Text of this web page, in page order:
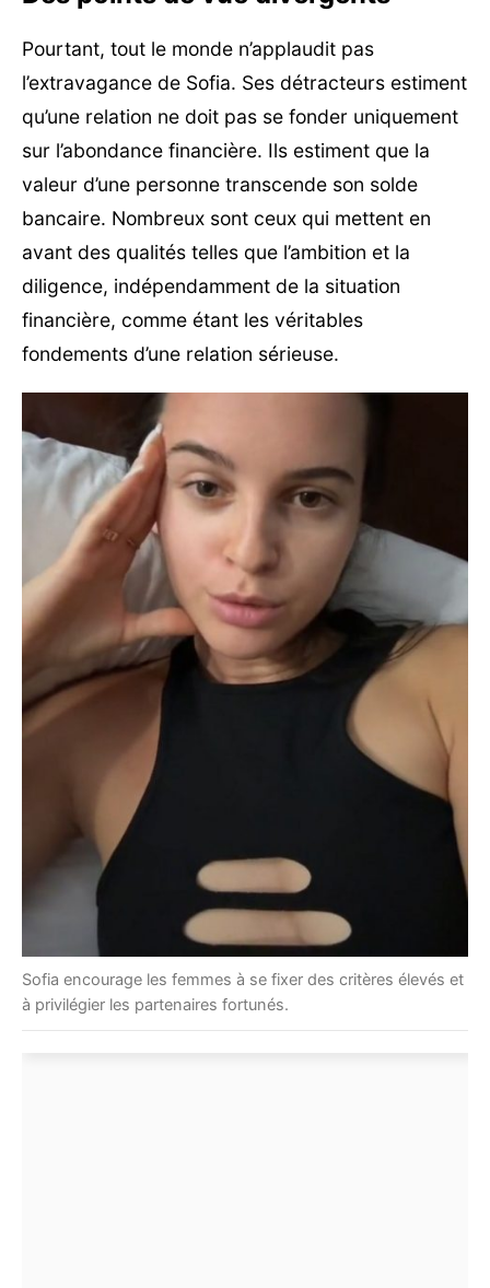
Pourtant, tout le monde n’applaudit pas
l’extravagance de Sofia. Ses détracteurs estiment
qu’une relation ne doit pas se fonder uniquement
sur l’abondance financière. Ils estiment que la
valeur d’une personne transcende son solde
bancaire. Nombreux sont ceux qui mettent en
avant des qualités telles que l’ambition et la
diligence, indépendamment de la situation
financière, comme étant les véritables
fondements d’une relation sérieuse.
Sofia encourage les femmes à se fixer des critères élevés et
à privilégier les partenaires fortunés.